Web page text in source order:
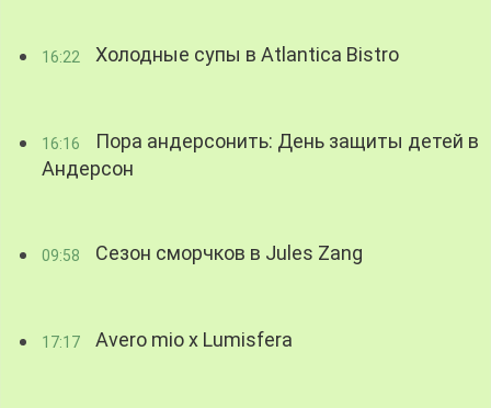
16:22 Холодные супы в Atlantica Bistro
16:16
Пора андерсонить: День защиты детей в
Андерсон
09:58 Сезон сморчков в Jules Zang
17:17 Avero mio x Lumisfera